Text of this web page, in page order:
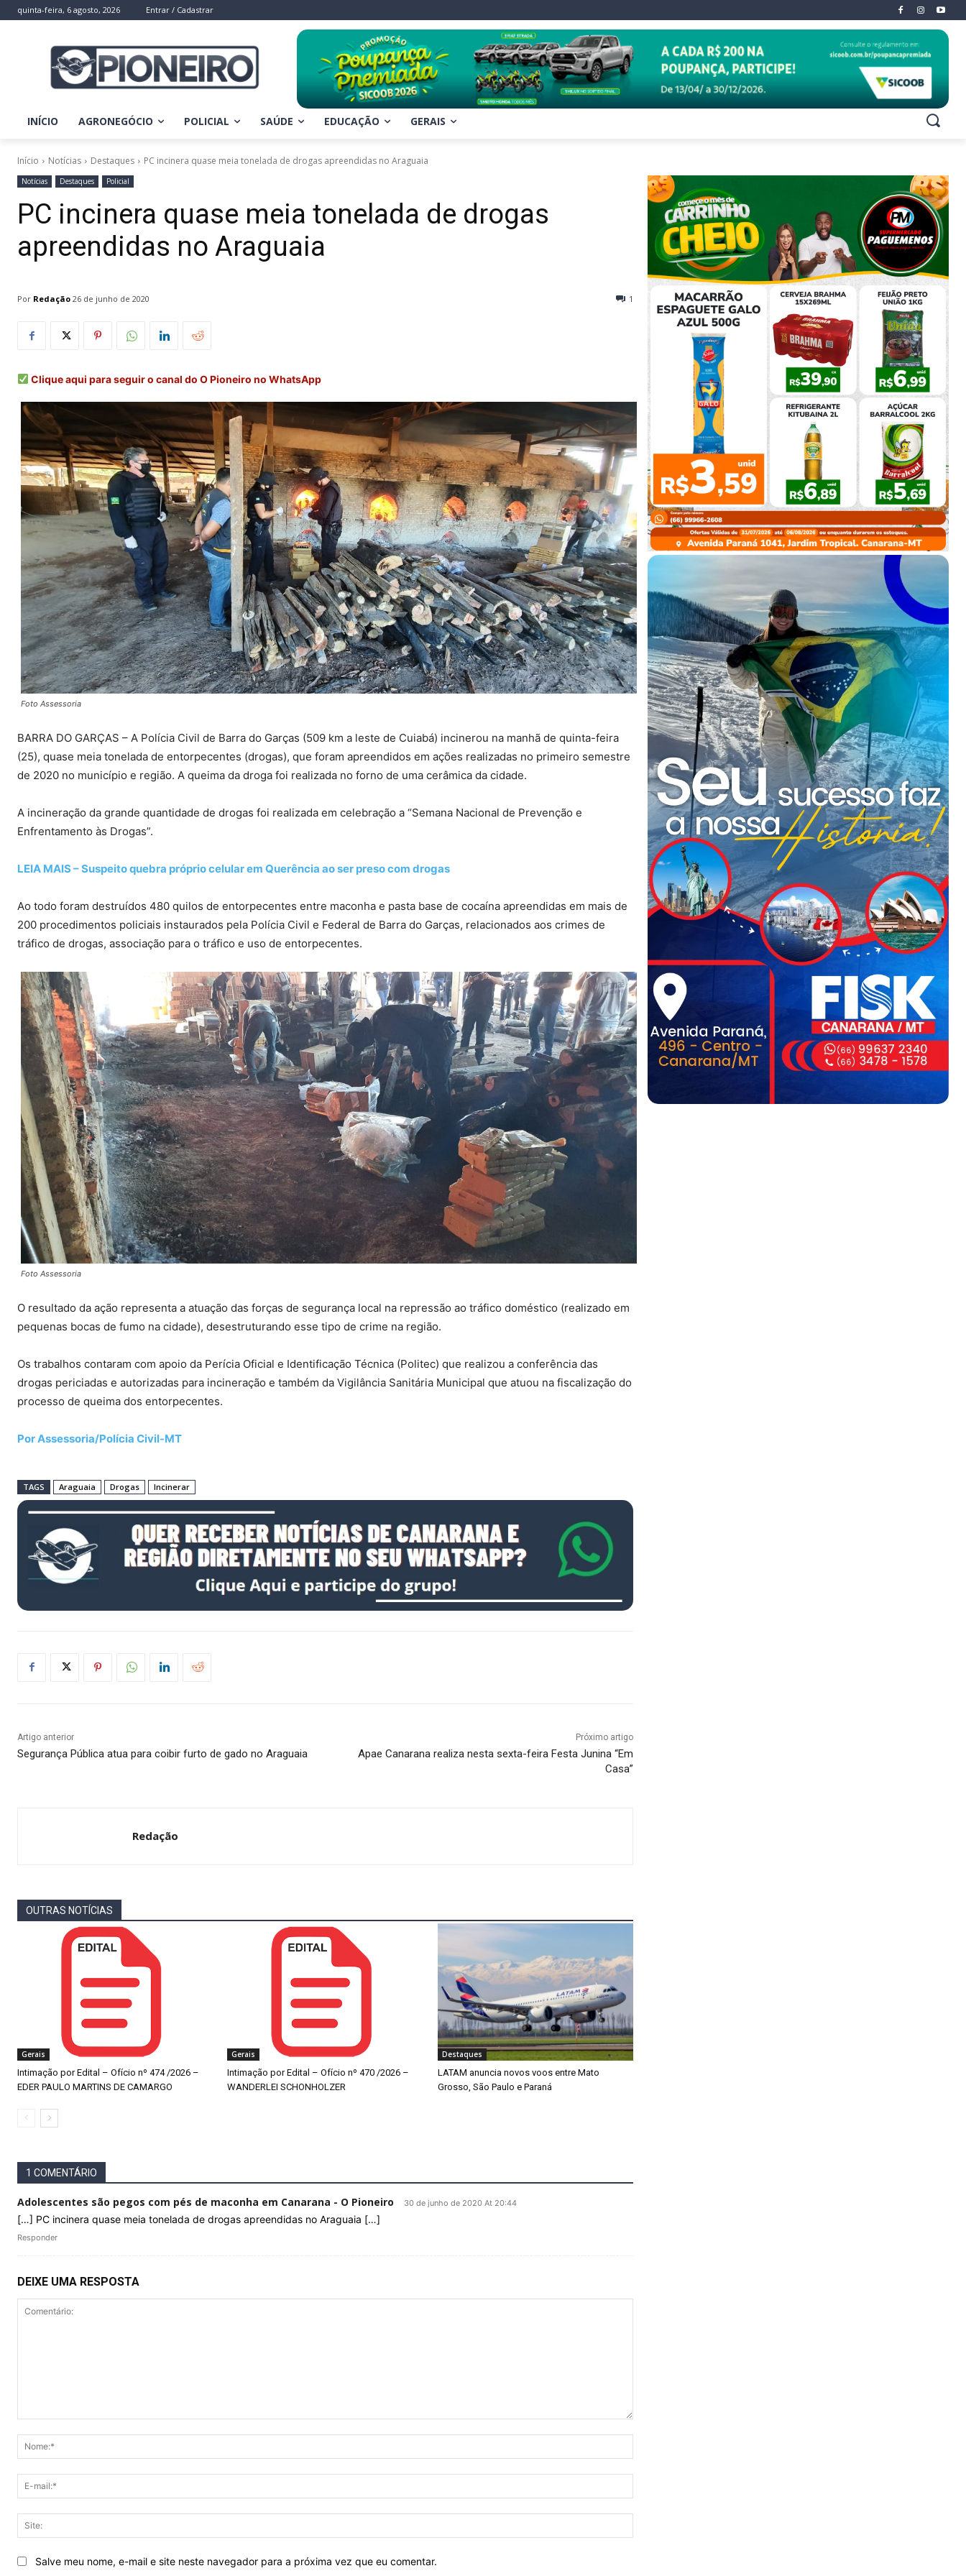
quinta-feira, 6 agosto, 2026 Entrar / Cadastrar
INÍCIO AGRONEGÓCIO POLICIAL SAÚDE EDUCAÇÃO GERAIS
Início Notícias Destaques PC incinera quase meia tonelada de drogas apreendidas no Araguaia
Notícias Destaques Policial
PC incinera quase meia tonelada de drogas
apreendidas no Araguaia
Por Redação 1
26 de junho de 2020
Clique aqui para seguir o canal do O Pioneiro no WhatsApp
Foto Assessoria
BARRA DO GARÇAS – A Polícia Civil de Barra do Garças (509 km a leste de Cuiabá) incinerou na manhã de quinta-feira
(25), quase meia tonelada de entorpecentes (drogas), que foram apreendidos em ações realizadas no primeiro semestre
de 2020 no município e região. A queima da droga foi realizada no forno de uma cerâmica da cidade.
A incineração da grande quantidade de drogas foi realizada em celebração a “Semana Nacional de Prevenção e
Enfrentamento às Drogas”.
LEIA MAIS – Suspeito quebra próprio celular em Querência ao ser preso com drogas
Ao todo foram destruídos 480 quilos de entorpecentes entre maconha e pasta base de cocaína apreendidas em mais de
200 procedimentos policiais instaurados pela Polícia Civil e Federal de Barra do Garças, relacionados aos crimes de
tráfico de drogas, associação para o tráfico e uso de entorpecentes.
Foto Assessoria
O resultado da ação representa a atuação das forças de segurança local na repressão ao tráfico doméstico (realizado em
pequenas bocas de fumo na cidade), desestruturando esse tipo de crime na região.
Os trabalhos contaram com apoio da Perícia Oficial e Identificação Técnica (Politec) que realizou a conferência das
drogas periciadas e autorizadas para incineração e também da Vigilância Sanitária Municipal que atuou na fiscalização do
processo de queima dos entorpecentes.
Por Assessoria/Polícia Civil-MT
TAGS Araguaia Drogas Incinerar
Artigo anterior
Segurança Pública atua para coibir furto de gado no Araguaia
Próximo artigo
Apae Canarana realiza nesta sexta-feira Festa Junina “Em
Casa”
Redação
OUTRAS NOTÍCIAS
Gerais
Intimação por Edital – Ofício nº 474 /2026 –
EDER PAULO MARTINS DE CAMARGO
Gerais
Intimação por Edital – Ofício nº 470 /2026 –
WANDERLEI SCHONHOLZER
Destaques
LATAM anuncia novos voos entre Mato
Grosso, São Paulo e Paraná
1 COMENTÁRIO
Adolescentes são pegos com pés de maconha em Canarana - O Pioneiro 30 de junho de 2020 At 20:44
[…] PC incinera quase meia tonelada de drogas apreendidas no Araguaia […]
Responder
DEIXE UMA RESPOSTA
mail:*
Salve meu nome, e-mail e site neste navegador para a próxima vez que eu comentar.